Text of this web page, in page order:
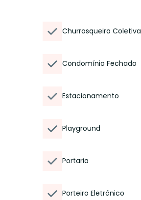
Churrasqueira Coletiva
Condomínio Fechado
Estacionamento
Playground
Portaria
Porteiro Eletrônico